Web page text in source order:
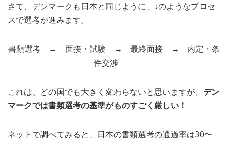
さて、デンマークも日本と同じように、↓のようなプロセ
スで選考が進みます。
書類選考 → 面接・試験 → 最終面接 → 内定・条
件交渉
これは、どの国でも大きく変わらないと思いますが、 デン
マークでは書類選考の基準がものすごく厳しい！
ネットで調べてみると、日本の書類選考の通過率は30〜